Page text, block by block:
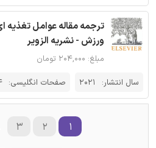
ترجمه مقاله عوامل تغذیه
ورزش - نشریه الزویر
مبلغ: ۲۰۴,۰۰۰ تومان
سال انتشار:
2021 صفحات انگلیسی:
۱ ۲ ۳